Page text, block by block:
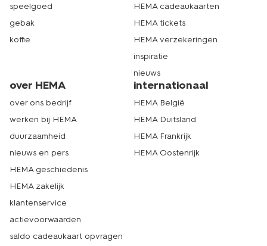
speelgoed
gebak
koffie
HEMA cadeaukaarten
HEMA tickets
HEMA verzekeringen
inspiratie
nieuws
over HEMA
over ons bedrijf
werken bij HEMA
duurzaamheid
nieuws en pers
HEMA geschiedenis
HEMA zakelijk
klantenservice
actievoorwaarden
saldo cadeaukaart opvragen
internationaal
HEMA België
HEMA Duitsland
HEMA Frankrijk
HEMA Oostenrijk